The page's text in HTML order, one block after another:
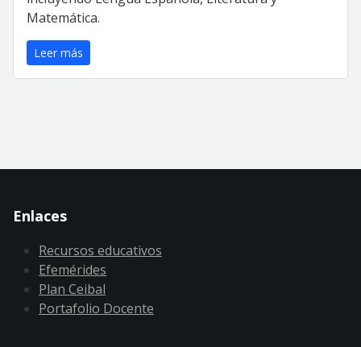
Matemática.
Leer más
Enlaces
Recursos educativos
Efemérides
Plan Ceibal
Portafolio Docente